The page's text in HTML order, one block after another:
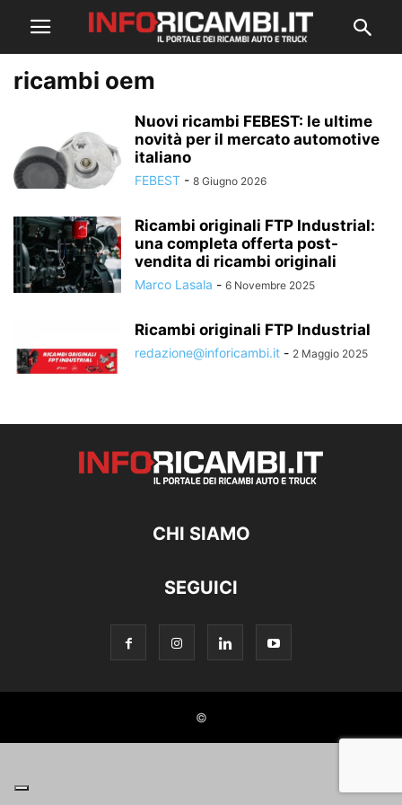
ricambi oem
Nuovi ricambi FEBEST: le ultime
novità per il mercato automotive
italiano
FEBEST - 8 Giugno 2026
Ricambi originali FTP Industrial:
una completa offerta post-
vendita di ricambi originali
Marco Lasala - 6 Novembre 2025
Ricambi originali FTP Industrial
redazione@inforicambi.it - 2 Maggio 2025
CHI SIAMO
SEGUICI
©